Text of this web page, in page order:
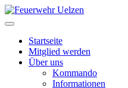
Startseite
Mitglied werden
Über uns
Kommando
Informationen